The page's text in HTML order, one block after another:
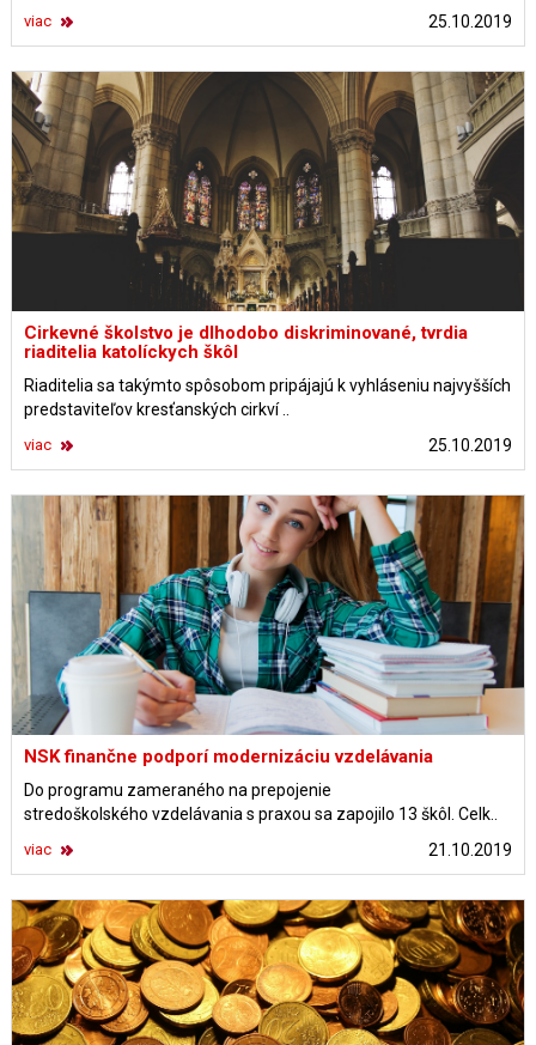
25.10.2019
viac
Cirkevné školstvo je dlhodobo diskriminované, tvrdia
riaditelia katolíckych škôl
Riaditelia sa takýmto spôsobom pripájajú k vyhláseniu najvyšších
predstaviteľov kresťanských cirkví ..
25.10.2019
viac
NSK finančne podporí modernizáciu vzdelávania
Do programu zameraného na prepojenie
stredoškolského vzdelávania s praxou sa zapojilo 13 škôl. Celk..
21.10.2019
viac